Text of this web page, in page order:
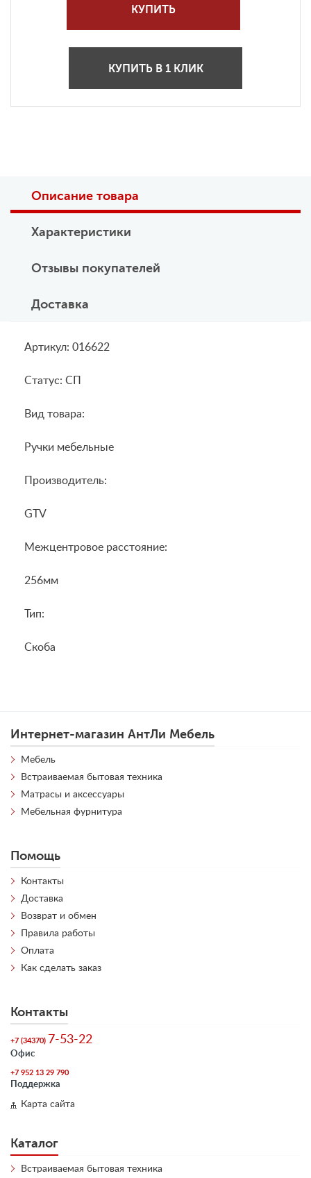
КУПИТЬ
КУПИТЬ В 1 КЛИК
Описание товара
Характеристики
Отзывы покупателей
Доставка
Артикул: 016622
Статус: СП
Вид товара:
Ручки мебельные
Производитель:
GTV
Межцентровое расстояние:
256мм
Тип:
Скоба
Интернет-магазин АнтЛи Мебель
Мебель
Встраиваемая бытовая техника
Матрасы и аксессуары
Мебельная фурнитура
Помощь
Контакты
Доставка
Возврат и обмен
Правила работы
Оплата
Как сделать заказ
Контакты
+7 (34370) 7-53-22
Офис
+7 952 13 29 790
Поддержка
Карта сайта
Каталог
Встраиваемая бытовая техника